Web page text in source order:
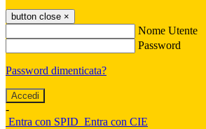
button close ×
Nome Utente
Password
Password dimenticata?
-
Entra con SPID Entra con CIE